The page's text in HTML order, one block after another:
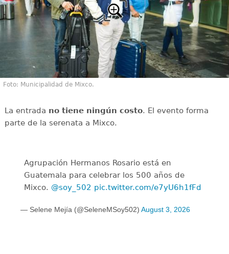
Foto: Municipalidad de Mixco.
La entrada no tiene ningún costo. El evento forma
parte de la serenata a Mixco.
Agrupación Hermanos Rosario está en
Guatemala para celebrar los 500 años de
Mixco. @soy_502 pic.twitter.com/e7yU6h1fFd
— Selene Mejía (@SeleneMSoy502) August 3, 2026